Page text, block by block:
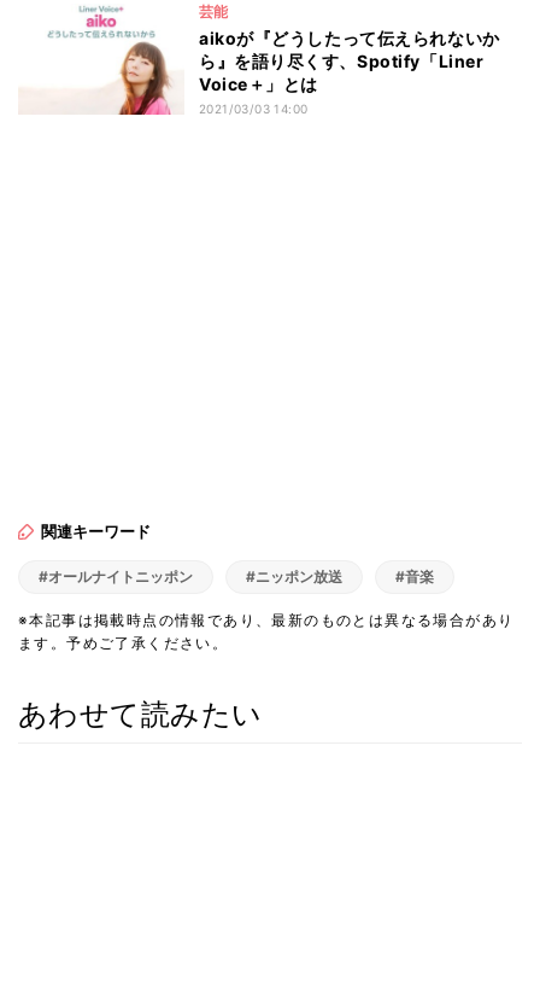
芸能
aikoが『どうしたって伝えられないか
ら』を語り尽くす、Spotify「Liner
Voice＋」とは
2021/03/03 14:00
関連キーワード
#オールナイトニッポン #ニッポン放送 #音楽
※本記事は掲載時点の情報であり、最新のものとは異なる場合があり
ます。予めご了承ください。
あわせて読みたい